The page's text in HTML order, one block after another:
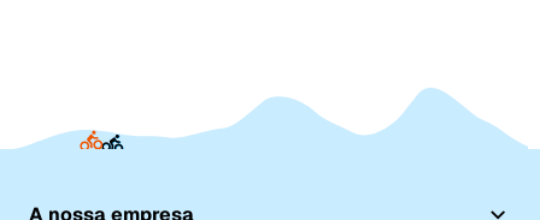
A nossa empresa